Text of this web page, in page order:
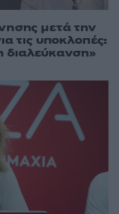
μετά την
τις υποκλοπές:
διαλεύκανση»